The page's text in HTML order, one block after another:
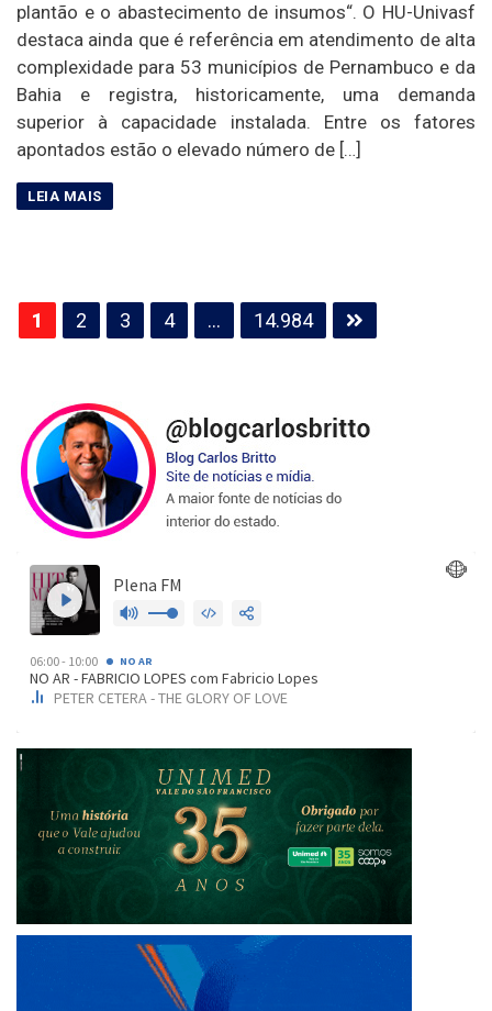
plantão e o abastecimento de insumos“. O HU-Univasf
destaca ainda que é referência em atendimento de alta
complexidade para 53 municípios de Pernambuco e da
Bahia e registra, historicamente, uma demanda
superior à capacidade instalada. Entre os fatores
apontados estão o elevado número de […]
Paginação
de
1 2 3 4 … 14.984